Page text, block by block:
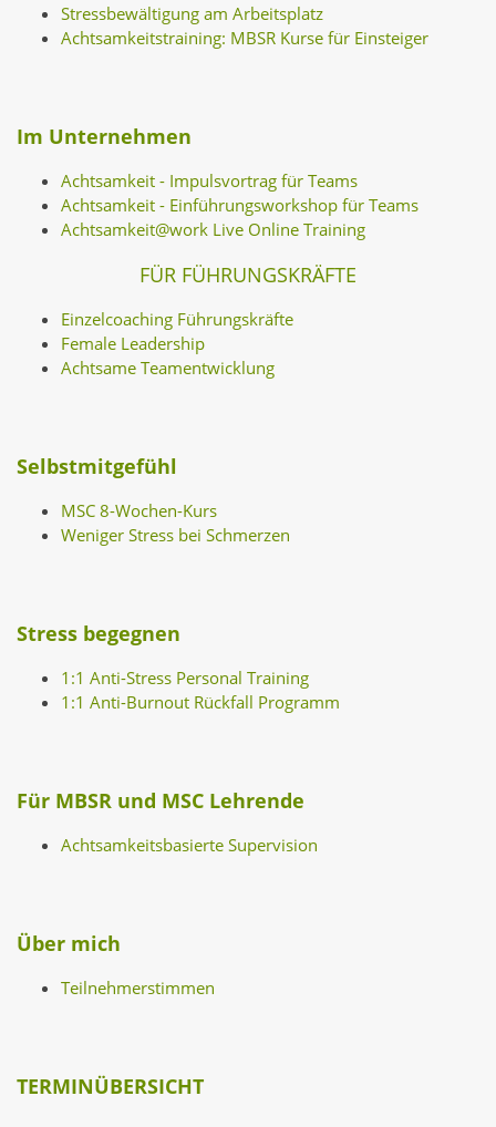
Stressbewältigung am Arbeitsplatz
Achtsamkeitstraining: MBSR Kurse für Einsteiger
Im Unternehmen
Achtsamkeit - Impulsvortrag für Teams
Achtsamkeit - Einführungsworkshop für Teams
Achtsamkeit@work Live Online Training
FÜR FÜHRUNGSKRÄFTE
Einzelcoaching Führungskräfte
Female Leadership
Achtsame Teamentwicklung
Selbstmitgefühl
MSC 8-Wochen-Kurs
Weniger Stress bei Schmerzen
Stress begegnen
1:1 Anti-Stress Personal Training
1:1 Anti-Burnout Rückfall Programm
Für MBSR und MSC Lehrende
Achtsamkeitsbasierte Supervision
Über mich
Teilnehmerstimmen
TERMINÜBERSICHT